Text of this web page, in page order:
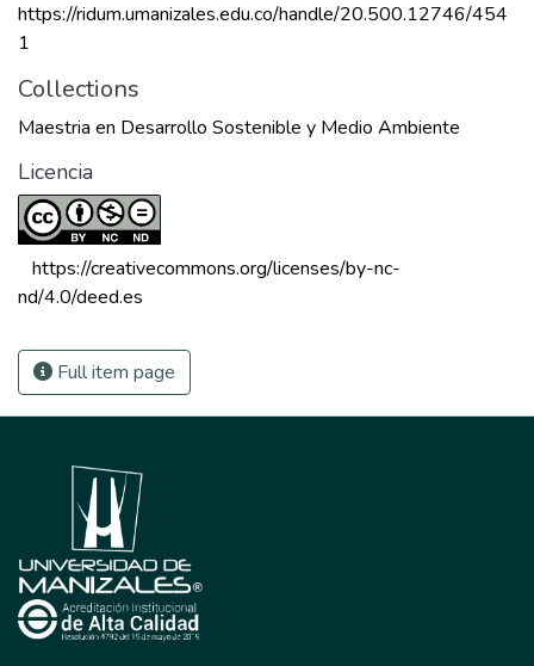
https://ridum.umanizales.edu.co/handle/20.500.12746/454
1
Collections
Maestria en Desarrollo Sostenible y Medio Ambiente
Licencia
https://creativecommons.org/licenses/by-nc-
nd/4.0/deed.es
Full item page